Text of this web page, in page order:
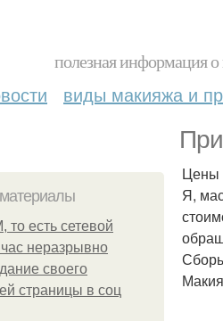
полезная информация
виды макияжа и
то есть сетевой
неразрывно
своего
страницы в соц
Цены
Я,